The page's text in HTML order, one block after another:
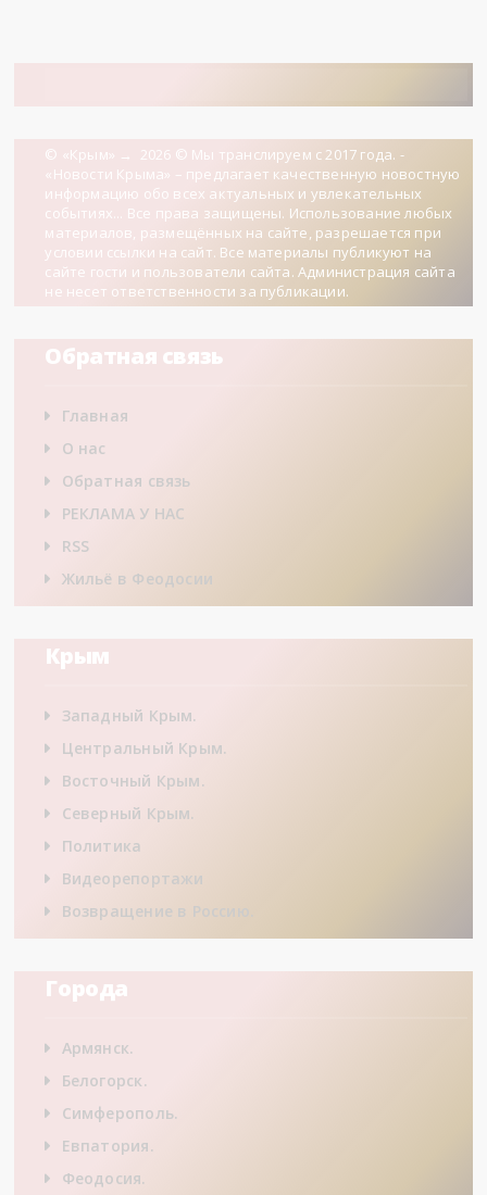
© «Крым» → 2026 © Мы транслируем с 2017 года. -
«Новости Крыма» – предлагает качественную новостную
информацию обо всех актуальных и увлекательных
событиях... Все права защищены. Использование любых
материалов, размещённых на сайте, разрешается при
условии ссылки на сайт. Все материалы публикуют на
сайте гости и пользователи сайта. Администрация сайта
не несет ответственности за публикации.
Обратная связь
Главная
О нас
Обратная связь
РЕКЛАМА У НАС
RSS
Жильё в Феодосии
Крым
Западный Крым.
Центральный Крым.
Восточный Крым.
Северный Крым.
Политика
Видеорепортажи
Возвращение в Россию.
Города
Армянск.
Белогорск.
Симферополь.
Евпатория.
Феодосия.